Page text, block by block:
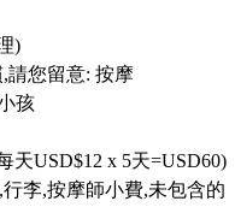
)
請您留意: 按摩
孩
天USD$12 x 5天=USD60)
李,按摩師小費,未包含的